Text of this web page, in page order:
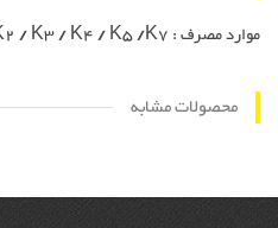
موارد مصرف : K2 / K3 / K4 / K5 /K7
محصولات مشابه